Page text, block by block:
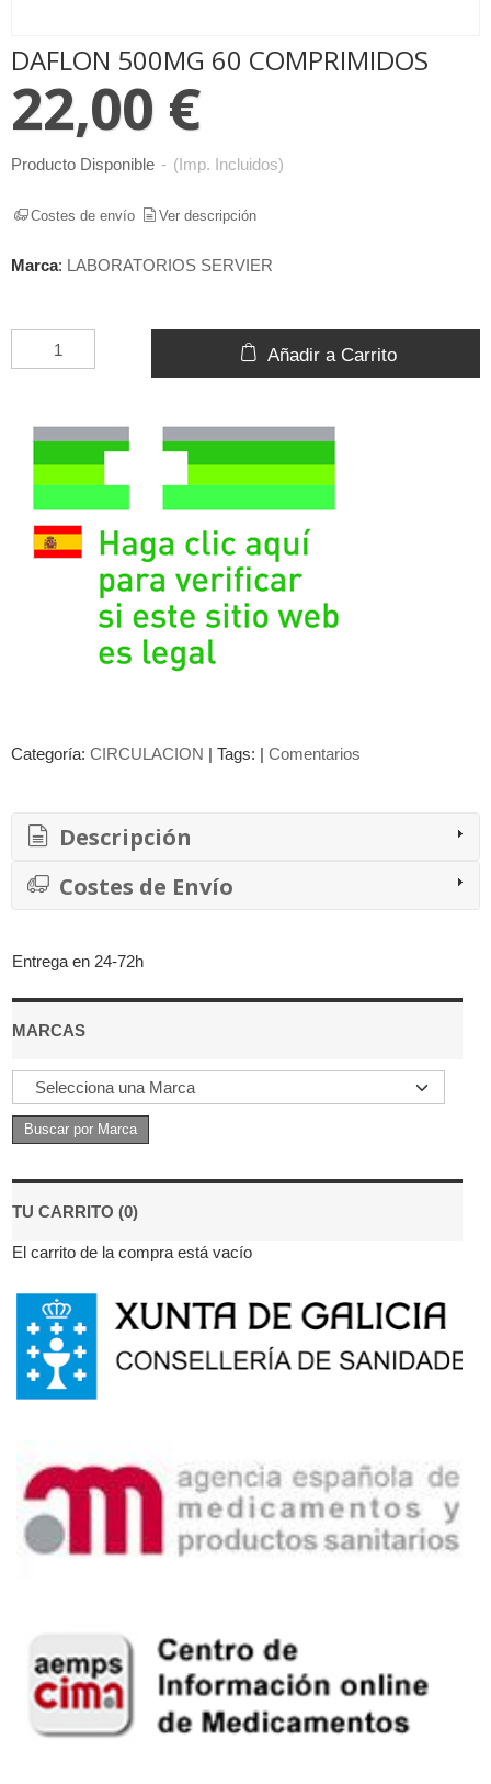
Entrega en 24-72h
MARCAS
TU CARRITO (0)
El carrito de la compra está vacío
DAFLON 500MG 60 COMPRIMIDOS
22,00 €
Producto Disponible - (Imp. Incluidos)
Costes de envío Ver descripción
Marca: LABORATORIOS SERVIER
Añadir a Carrito
Categoría: CIRCULACION | Tags: | Comentarios
Descripción
Costes de Envío